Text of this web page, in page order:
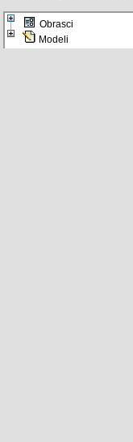
Obrasci
Modeli